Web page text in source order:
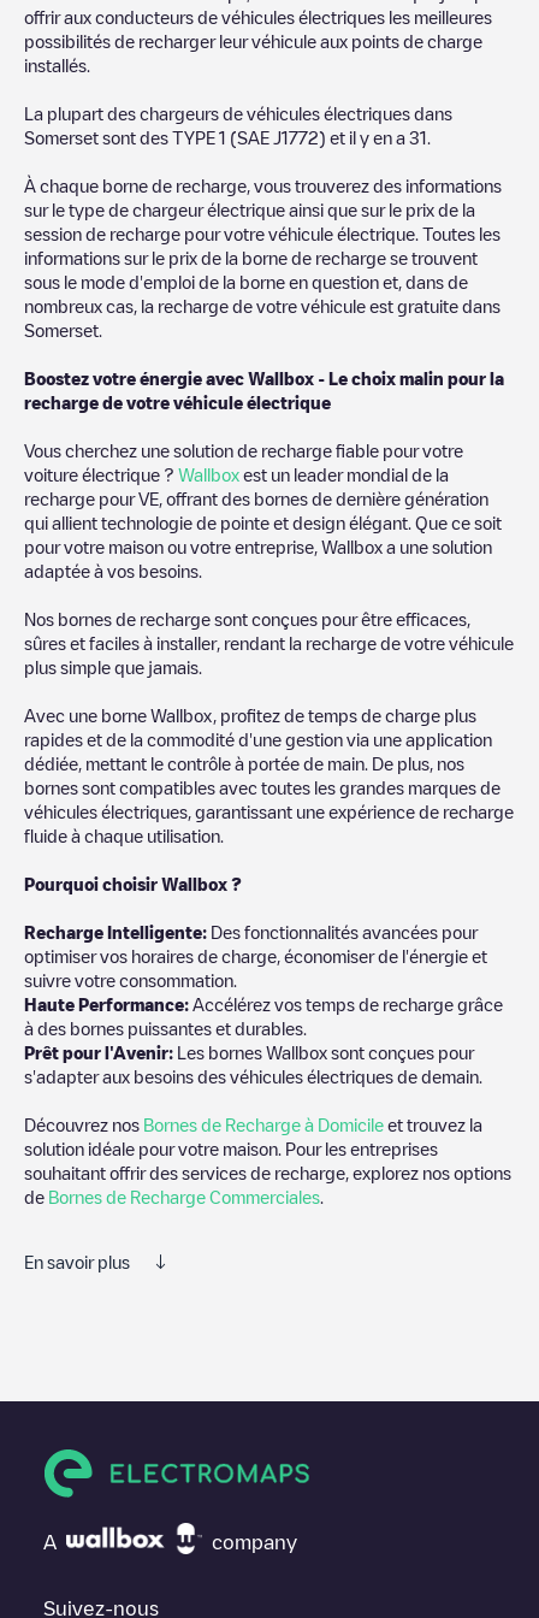
offrir aux conducteurs de véhicules électriques les meilleures
possibilités de recharger leur véhicule aux points de charge
installés.
La plupart des chargeurs de véhicules électriques dans
Somerset sont des TYPE 1 (SAE J1772) et il y en a 31
À chaque borne de recharge, vous trouverez des informations
sur le type de chargeur électrique ainsi que sur le prix de la
session de recharge pour votre véhicule électrique. Toutes les
informations sur le prix de la borne de recharge se trouvent
sous le mode d'emploi de la borne en question et, dans de
nombreux cas, la recharge de votre véhicule est gratuite dans
Somerset
Boostez votre énergie avec Wallbox - Le choix malin pour la
recharge de votre véhicule électrique
Vous cherchez une solution de recharge fiable pour votre
voiture électrique ? Wallbox est un leader mondial de la
recharge pour VE, offrant des bornes de dernière génération
qui allient technologie de pointe et design élégant. Que ce soit
pour votre maison ou votre entreprise, Wallbox a une solution
adaptée à vos besoins.
Nos bornes de recharge sont conçues pour être efficaces,
sûres et faciles à installer, rendant la recharge de votre véhicule
plus simple que jamais.
Avec une borne Wallbox, profitez de temps de charge plus
rapides et de la commodité d'une gestion via une application
dédiée, mettant le contrôle à portée de main. De plus, nos
bornes sont compatibles avec toutes les grandes marques de
véhicules électriques, garantissant une expérience de recharge
fluide à chaque utilisation.
Pourquoi choisir Wallbox ?
Recharge Intelligente: Des fonctionnalités avancées pour
optimiser vos horaires de charge, économiser de l'énergie et
suivre votre consommation.
Haute Performance: Accélérez vos temps de recharge grâce
à des bornes puissantes et durables.
Prêt pour l'Avenir: Les bornes Wallbox sont conçues pour
s'adapter aux besoins des véhicules électriques de demain.
Découvrez nos Bornes de Recharge à Domicile et trouvez la
solution idéale pour votre maison. Pour les entreprises
souhaitant offrir des services de recharge, explorez nos options
de Bornes de Recharge Commerciales
En savoir plus
fournissent des informations utiles pour créer la meilleure
expérience possible pour les conducteurs de véhicules
Les avis des conducteurs de véhicules électriques sont très
les plus appropriées selon la communauté des conducteurs de
A company
Suivez-nous